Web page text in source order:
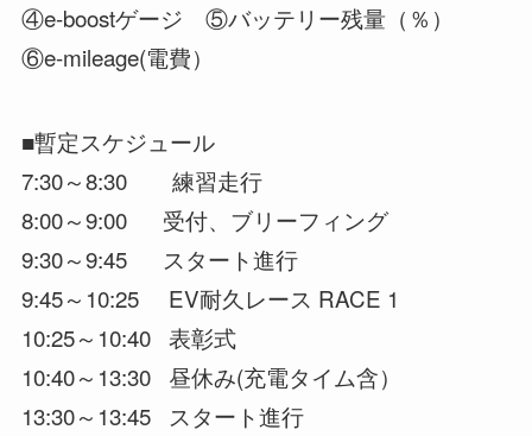
④e-boostゲージ ⑤バッテリー残量（％）
⑥e-mileage(電費）
■暫定スケジュール
7:30～8:30 練習走行
8:00～9:00 受付、ブリーフィング
9:30～9:45 スタート進行
9:45～10:25 EV耐久レース RACE 1
10:25～10:40 表彰式
10:40～13:30 昼休み(充電タイム含）
13:30～13:45 スタート進行